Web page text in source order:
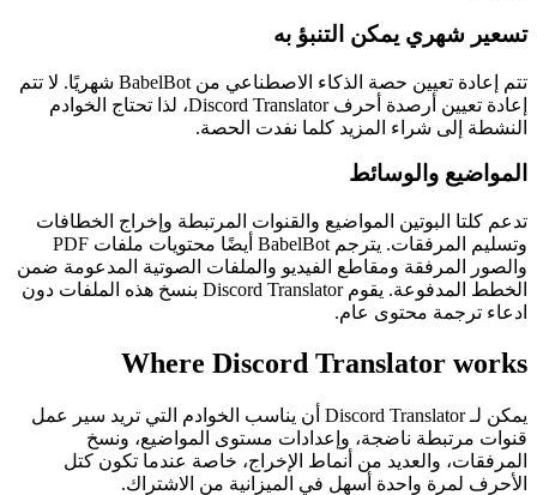
تسعير شهري يمكن التنبؤ به
تتم إعادة تعيين حصة الذكاء الاصطناعي من BabelBot شهريًا. لا تتم
إعادة تعيين أرصدة أحرف Discord Translator، لذا تحتاج الخوادم
النشطة إلى شراء المزيد كلما نفدت الحصة.
المواضيع والوسائط
تدعم كلتا البوتين المواضيع والقنوات المرتبطة وإخراج الخطافات
وتسليم المرفقات. يترجم BabelBot أيضًا محتويات ملفات PDF
والصور المرفقة ومقاطع الفيديو والملفات الصوتية المدعومة ضمن
الخطط المدفوعة. يقوم Discord Translator بنسخ هذه الملفات دون
ادعاء ترجمة محتوى عام.
Where Discord Translator works
يمكن لـ Discord Translator أن يناسب الخوادم التي تريد سير عمل
قنوات مرتبطة ناضجة، وإعدادات مستوى المواضيع، ونسخ
المرفقات، والعديد من أنماط الإخراج، خاصة عندما تكون كتل
الأحرف لمرة واحدة أسهل في الميزانية من الاشتراك.